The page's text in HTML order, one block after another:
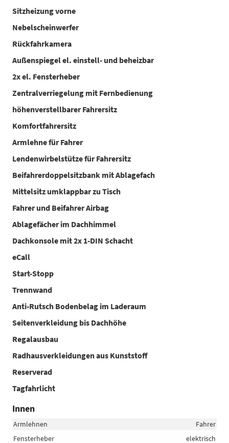
Sitzheizung vorne
Nebelscheinwerfer
Rückfahrkamera
Außenspiegel el. einstell- und beheizbar
2x el. Fensterheber
Zentralverriegelung mit Fernbedienung
höhenverstellbarer Fahrersitz
Komfortfahrersitz
Armlehne für Fahrer
Lendenwirbelstütze für Fahrersitz
Beifahrerdoppelsitzbank mit Ablagefach
Mittelsitz umklappbar zu Tisch
Fahrer und Beifahrer Airbag
Ablagefächer im Dachhimmel
Dachkonsole mit 2x 1-DIN Schacht
eCall
Start-Stopp
Trennwand
Anti-Rutsch Bodenbelag im Laderaum
Seitenverkleidung bis Dachhöhe
Regalausbau
Radhausverkleidungen aus Kunststoff
Reserverad
Tagfahrlicht
Innen
Armlehnen
Fahrer
Fensterheber
elektrisch